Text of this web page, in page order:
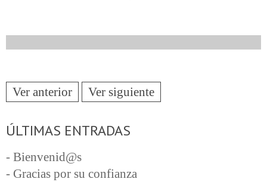
Ver anterior Ver siguiente
ÚLTIMAS ENTRADAS
- Bienvenid@s
- Gracias por su confianza